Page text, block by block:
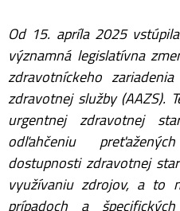
Od 15. apríla 2025
významná legislatívna
zdravotníckeho
zdravotnej služby (AAZS).
urgentnej zdravotnej
odľahčeniu
dostupnosti zdravotnej
využívaniu zdrojov, a to
prípadoch a